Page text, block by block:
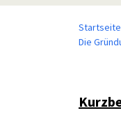
Startseite
Die